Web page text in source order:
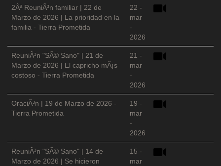
2Âª ReuniÃ³n familiar | 22 de
Marzo de 2026 | La prioridad en la
familia - Tierra Prometida
22 -
mar
-
2026
ReuniÃ³n "SÃ© Sano" | 21 de
Marzo de 2026 | El capricho mÃ¡s
costoso - Tierra Prometida
21 -
mar
-
2026
OraciÃ³n | 19 de Marzo de 2026 -
Tierra Prometida
19 -
mar
-
2026
ReuniÃ³n "SÃ© Sano" | 14 de
Marzo de 2026 | Se hicieron
15 -
mar